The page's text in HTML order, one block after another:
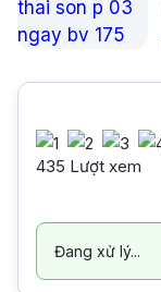
435 Lượt xem
Đang xử lý...